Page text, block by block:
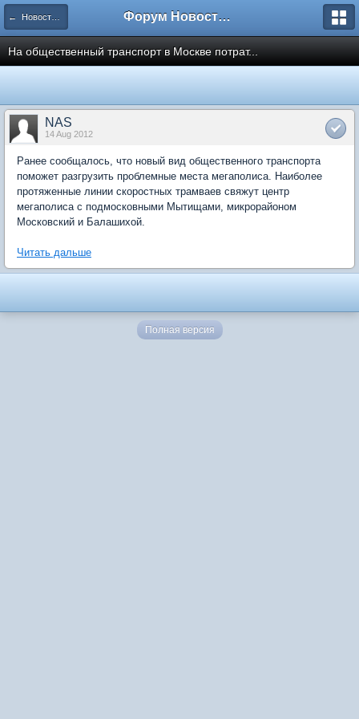
← Новости рынка недвижимости Форум Новостройки
На общественный транспорт в Москве потрат...
NAS
14 Aug 2012
Ранее сообщалось, что новый вид общественного транспорта
поможет разгрузить проблемные места мегаполиса. Наиболее
протяженные линии скоростных трамваев свяжут центр
мегаполиса с подмосковными Мытищами, микрорайоном
Московский и Балашихой.
Читать дальше
Полная версия